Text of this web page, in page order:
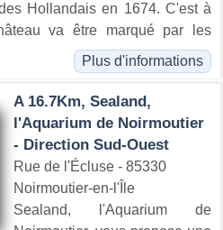
Hollandais en 1674. C'est à
va être marqué par les
Plus d'informations
A 16.7Km, Sealand,
l'Aquarium de Noirmoutier
- Direction Sud-Ouest
Rue de l'Écluse - 85330
Noirmoutier-en-l'Île
Sealand, l'Aquarium de